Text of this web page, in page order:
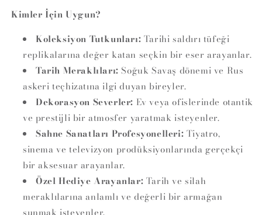
Kimler İçin Uygun?
Koleksiyon Tutkunları: Tarihi saldırı tüfeği
replikalarına değer katan seçkin bir eser arayanlar.
Tarih Meraklıları: Soğuk Savaş dönemi ve Rus
askeri teçhizatına ilgi duyan bireyler.
Dekorasyon Severler: Ev veya ofislerinde otantik
ve prestijli bir atmosfer yaratmak isteyenler.
Sahne Sanatları Profesyonelleri: Tiyatro,
sinema ve televizyon prodüksiyonlarında gerçekçi
bir aksesuar arayanlar.
Özel Hediye Arayanlar: Tarih ve silah
meraklılarına anlamlı ve değerli bir armağan